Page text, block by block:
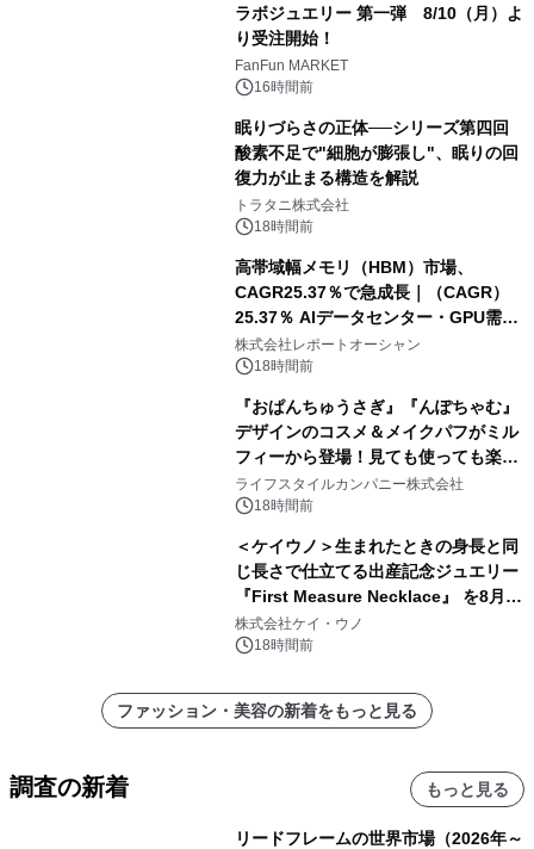
ラボジュエリー 第一弾 8/10（月）よ
り受注開始！
FanFun MARKET
16時間前
眠りづらさの正体──シリーズ第四回
酸素不足で"細胞が膨張し"、眠りの回
復力が止まる構造を解説
トラタニ株式会社
18時間前
高帯域幅メモリ（HBM）市場、
CAGR25.37％で急成長｜（CAGR）
25.37％ AIデータセンター・GPU需要
拡大が2035年の市場成長を牽引
株式会社レポートオーシャン
18時間前
『おぱんちゅうさぎ』『んぽちゃむ』
デザインのコスメ＆メイクパフがミル
フィーから登場！見ても使っても楽し
い、ポップでキュートなコレクショ
ン。
ライフスタイルカンパニー株式会社
18時間前
＜ケイウノ＞生まれたときの身長と同
じ長さで仕立てる出産記念ジュエリー
『First Measure Necklace』 を8月14
日(金)に発売
株式会社ケイ・ウノ
18時間前
ファッション・美容の新着をもっと見る
調査の新着 もっと見る
リードフレームの世界市場（2026年～